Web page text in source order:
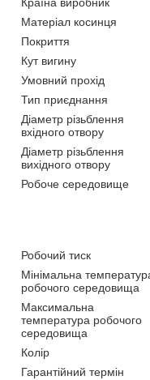
Матеріал косинця
Покриття
Кут вигину
Умовний прохід
Тип приєднання
Діаметр різьблення
вхідного отвору
Діаметр різьблення
вихідного отвору
Робоче середовище
Робочий тиск
Мінімальна
робочого середовища
Максимальна
температура робочого
середовища
Колір
Гарантійний термін